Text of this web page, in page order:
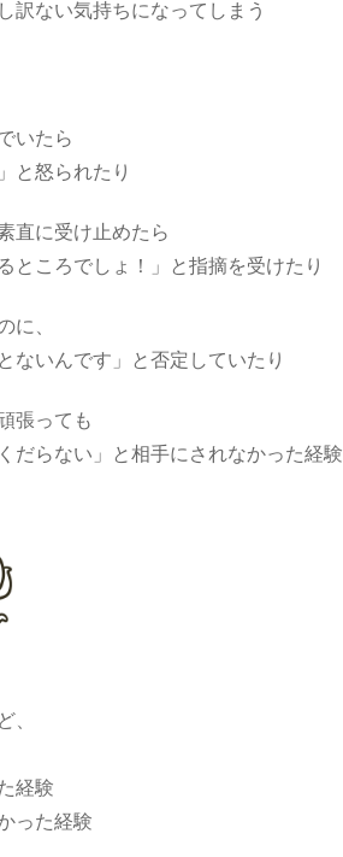
訳ない気持ちになってしまう
いたら
と怒られたり
直に受け止めたら
ところでしょ！」と指摘を受けたり
に、
ないんです」と否定していたり
張っても
だらない」と相手にされなかった経験
、
経験
った経験